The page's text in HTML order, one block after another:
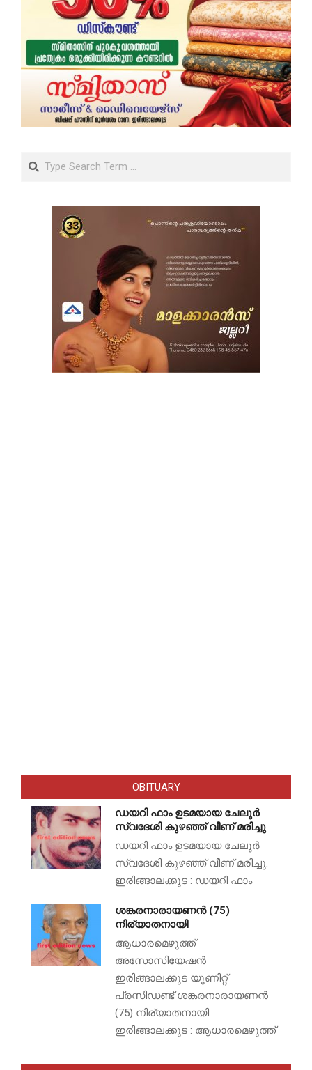
Search
OBITUARY
ഡയറി ഫാം ഉടമയായ ചേലൂർ
സ്വദേശി കുഴഞ്ഞ് വീണ് മരിച്ചു
ഡയറി ഫാം ഉടമയായ ചേലൂർ
സ്വദേശി കുഴഞ്ഞ് വീണ് മരിച്ചു.
ഇരിങ്ങാലക്കുട : ഡയറി ഫാം
ശങ്കരനാരായണൻ (75)
നിര്യാതനായി
ആധാരമെഴുത്ത്
അസോസിയേഷൻ
ഇരിങ്ങാലക്കുട യൂണിറ്റ്
പ്രസിഡണ്ട് ശങ്കരനാരായണൻ
(75) നിര്യാതനായി
ഇരിങ്ങാലക്കുട : ആധാരമെഴുത്ത്